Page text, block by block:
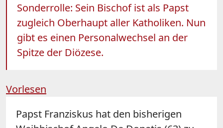
Sonderrolle: Sein Bischof ist als Papst
zugleich Oberhaupt aller Katholiken. Nun
gibt es einen Personalwechsel an der
Spitze der Diözese.
Vorlesen
Papst Franziskus hat den bisherigen